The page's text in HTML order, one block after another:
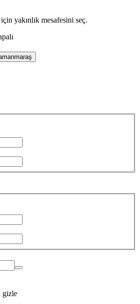
yakınlık mesafesini seç.
gizle